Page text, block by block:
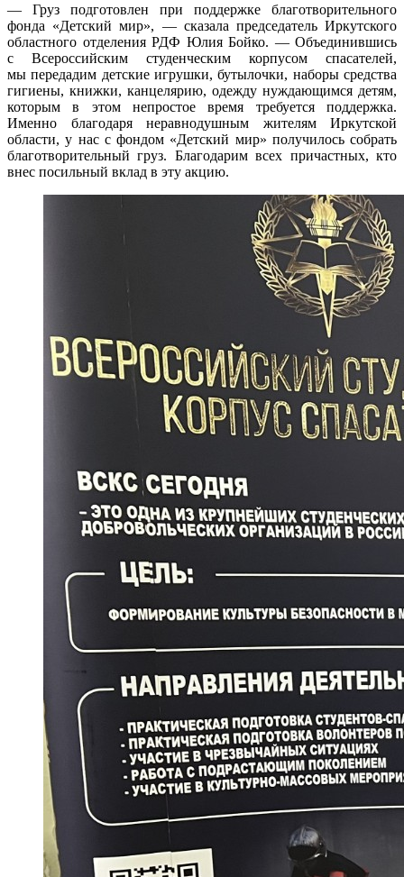
— Груз подготовлен при поддержке благотворительного
фонда «Детский мир», — сказала председатель Иркутского
областного отделения РДФ Юлия Бойко. — Объединившись
с Всероссийским студенческим корпусом спасателей,
мы передадим детские игрушки, бутылочки, наборы средства
гигиены, книжки, канцелярию, одежду нуждающимся детям,
которым в этом непростое время требуется поддержка.
Именно благодаря неравнодушным жителям Иркутской
области, у нас с фондом «Детский мир» получилось собрать
благотворительный груз. Благодарим всех причастных, кто
внес посильный вклад в эту акцию.